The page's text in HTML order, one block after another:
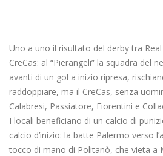
Uno a uno il risultato del derby tra
CreCas: al “Pierangeli” la squadra del
avanti di un gol a inizio ripresa,
raddoppiare, ma il CreCas, senza
Calabresi, Passiatore, Fiorentini e
I locali beneficiano di un calcio di
calcio d’inizio: la batte Palermo verso
tocco di mano di Politanò, che vieta a